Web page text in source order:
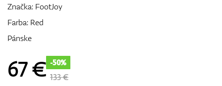
Značka: FootJoy
Farba: Red
Pánske
67€ -50%
133 €